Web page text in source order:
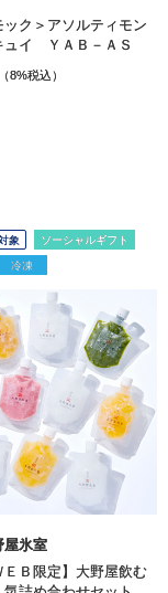
ック＞アソルティモン
ュイ ＹＡＢ－ＡＳ
（8%税込）
象
ソーシャルギフト
冷凍
屋氷室
ＥＢ限定】大野屋飲む